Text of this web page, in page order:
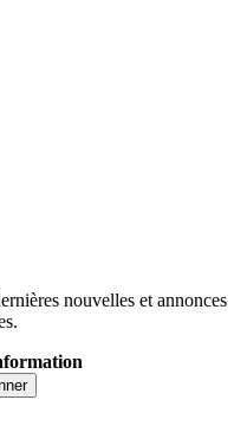
nouvelles et annonces